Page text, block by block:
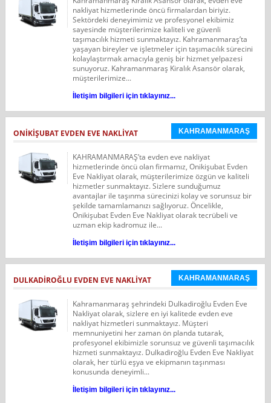
nakliyat hizmetlerinde öncü firmalardan biriyiz.
Sektördeki deneyimimiz ve profesyonel ekibimiz
sayesinde müşterilerimize kaliteli ve güvenli
taşımacılık hizmeti sunmaktayız. Kahramanmaraş’ta
yaşayan bireyler ve işletmeler için taşımacılık sürecini
kolaylaştırmak amacıyla geniş bir hizmet yelpazesi
sunuyoruz. Kahramanmaraş Kiralık Asansör olarak,
müşterilerimize...
İletişim bilgileri için tıklayınız...
ONIKIŞUBAT EVDEN EVE NAKLIYAT KAHRAMANMARAŞ
KAHRAMANMARAŞ’ta evden eve nakliyat
hizmetlerinde öncü olan firmamız, Onikişubat Evden
Eve Nakliyat olarak, müşterilerimize özgün ve kaliteli
hizmetler sunmaktayız. Sizlere sunduğumuz
avantajlar ile taşınma sürecinizi kolay ve sorunsuz bir
şekilde tamamlamanızı sağlıyoruz. Öncelikle,
Onikişubat Evden Eve Nakliyat olarak tecrübeli ve
uzman ekip kadromuz ile...
İletişim bilgileri için tıklayınız...
DULKADIROĞLU EVDEN EVE NAKLIYAT KAHRAMANMARAŞ
Kahramanmaraş şehrindeki Dulkadiroğlu Evden Eve
Nakliyat olarak, sizlere en iyi kalitede evden eve
nakliyat hizmetleri sunmaktayız. Müşteri
memnuniyetini her zaman ön planda tutarak,
profesyonel ekibimizle sorunsuz ve güvenli taşımacılık
hizmeti sunmaktayız. Dulkadiroğlu Evden Eve Nakliyat
olarak, her türlü eşya ve ekipmanın taşınması
konusunda deneyimli...
İletişim bilgileri için tıklayınız...